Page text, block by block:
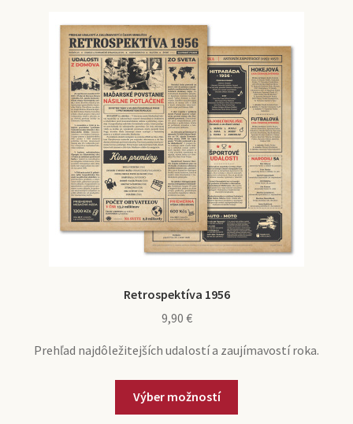
Retrospektíva 1956
9,90 €
Prehľad najdôležitejších udalostí a zaujímavostí roka.
Výber možností